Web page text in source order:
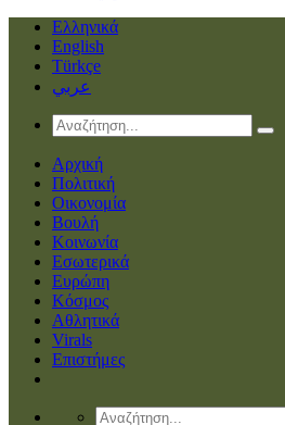
Ελληνικά
English
Türkçe
عربي
Αρχική
Πολιτική
Οικονομία
Βουλή
Κοινωνία
Εσωτερικά
Ευρώπη
Κόσμος
Αθλητικά
Virals
Επιστήμες